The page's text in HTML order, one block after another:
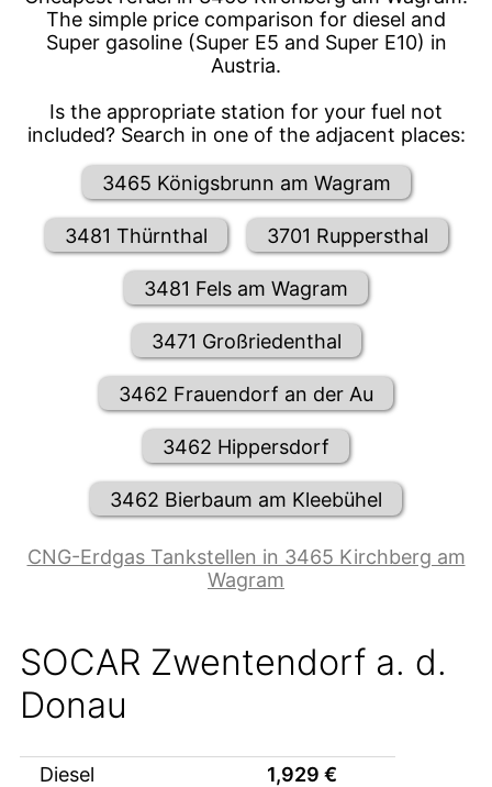
The simple price comparison for diesel and
Super gasoline (Super E5 and Super E10) in
Austria.
Is the appropriate station for your fuel not
included? Search in one of the adjacent places:
3465 Königsbrunn am Wagram
3481 Thürnthal 3701 Ruppersthal
3481 Fels am Wagram
3471 Großriedenthal
3462 Frauendorf an der Au
3462 Hippersdorf
3462 Bierbaum am Kleebühel
CNG-Erdgas Tankstellen in 3465 Kirchberg am
Wagram
SOCAR Zwentendorf a. d.
Donau
Diesel 1,929 €